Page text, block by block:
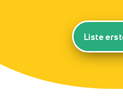
Liste